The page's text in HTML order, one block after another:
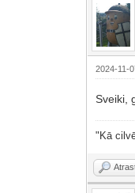
2024-11-
Sveiki,
"Kā